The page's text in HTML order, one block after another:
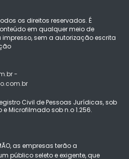
os direitos reservados. É
em qualquer meio de
sem a autorização escrita
-
Civil de Pessoas Jurídicas, sob
e Microfilmado sob n.o 1.256.
as empresas terão a
público seleto e exigente, que